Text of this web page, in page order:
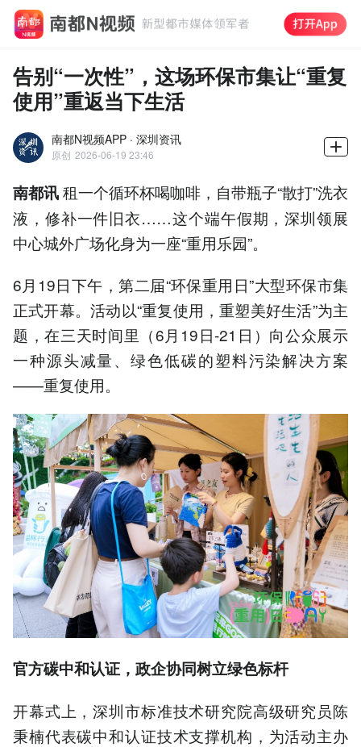
告别“一次性”，这场环保市集让“重复
使用”重返当下生活
南都N视频APP · 深圳资讯
原创 2026-06-19 23:46
南都讯租一个循环杯喝咖啡，自带瓶子“散打”洗衣
液，修补一件旧衣……这个端午假期，深圳领展
中心城外广场化身为一座“重用乐园”。
6月19日下午，第二届“环保重用日”大型环保市集
正式开幕。活动以“重复使用，重塑美好生活”为主
题，在三天时间里（6月19日-21日）向公众展示
一种源头减量、绿色低碳的塑料污染解决方案
——重复使用。
官方碳中和认证，政企协同树立绿色标杆
开幕式上，深圳市标准技术研究院高级研究员陈
秉楠代表碳中和认证技术支撑机构，为活动主办